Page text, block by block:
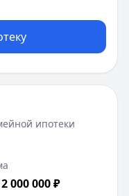
ипотеки
000 000 ₽